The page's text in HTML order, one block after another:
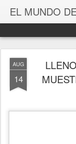
EL MUNDO
AUG
14